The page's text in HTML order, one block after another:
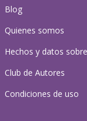
Blog
Quienes somos
Hechos y datos sobre
Club de Autores
Condiciones de uso